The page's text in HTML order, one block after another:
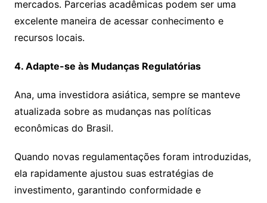
mercados. Parcerias acadêmicas podem ser uma
excelente maneira de acessar conhecimento e
recursos locais.
4. Adapte-se às Mudanças Regulatórias
Ana, uma investidora asiática, sempre se manteve
atualizada sobre as mudanças nas políticas
econômicas do Brasil.
Quando novas regulamentações foram introduzidas,
ela rapidamente ajustou suas estratégias de
investimento, garantindo conformidade e